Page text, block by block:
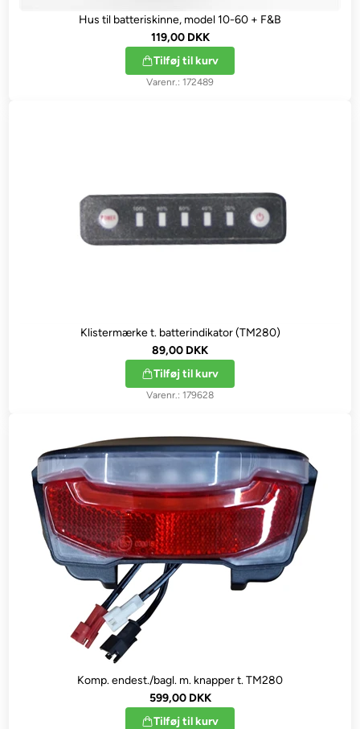
Hus til batteriskinne, model 10-60 + F&B
119,00 DKK
Tilføj til kurv
172489
Klistermærke t. batterindikator (TM280)
89,00 DKK
Tilføj til kurv
179628
Komp. endest./bagl. m. knapper t. TM280
599,00 DKK
Tilføj til kurv